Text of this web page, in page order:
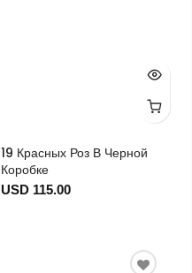
19 Красных Роз В Черной
Коробке
USD 115.00